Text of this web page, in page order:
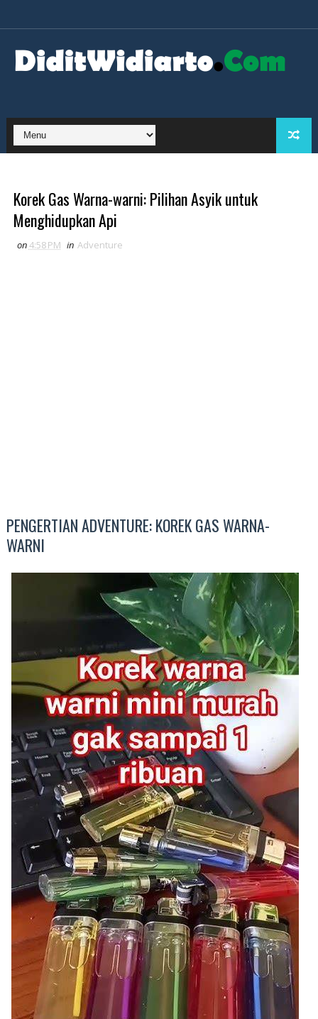
Korek Gas Warna-warni: Pilihan Asyik untuk
Menghidupkan Api
on4:58 PM in Adventure
PENGERTIAN ADVENTURE: KOREK GAS WARNA-
WARNI